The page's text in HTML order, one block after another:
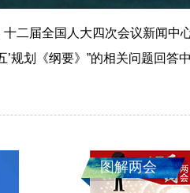
届全国人大四次会议新闻中
’规划《纲要》”的相关问题回
图解两会